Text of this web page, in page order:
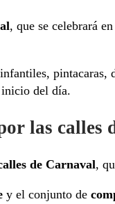
, que se celebrará
inicio del día.
las calles
de Carnaval,
y el conjunto de